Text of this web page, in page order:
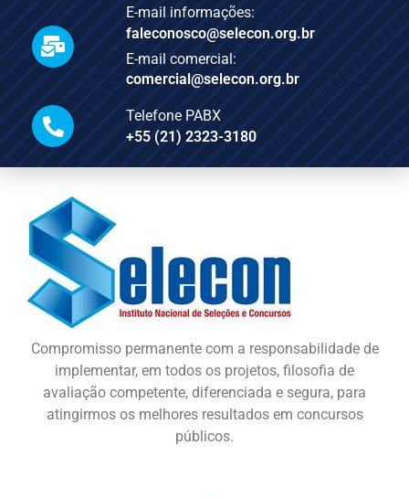
E-mail informações:
faleconosco@selecon.org.br
E-mail comercial:
comercial@selecon.org.br
Telefone PABX
+55 (21) 2323-3180
Compromisso permanente com a responsabilidade de
implementar, em todos os projetos, filosofia de
avaliação competente, diferenciada e segura, para
atingirmos os melhores resultados em concursos
públicos.